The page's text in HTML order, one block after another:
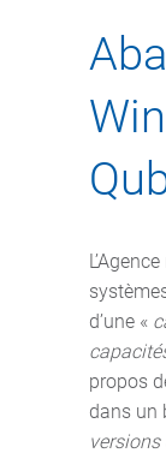
d’une «
propos
dans un